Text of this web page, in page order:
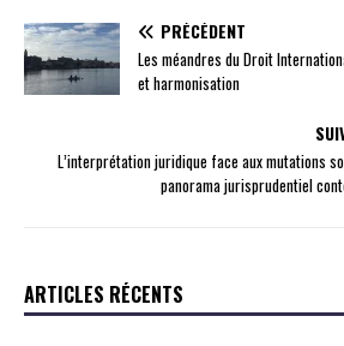
PRÉCÉDENT
Les méandres du Droit
et harmonisation
L’interprétation juridique face aux mutations
panorama jurisprudentiel
ARTICLES RÉCENTS